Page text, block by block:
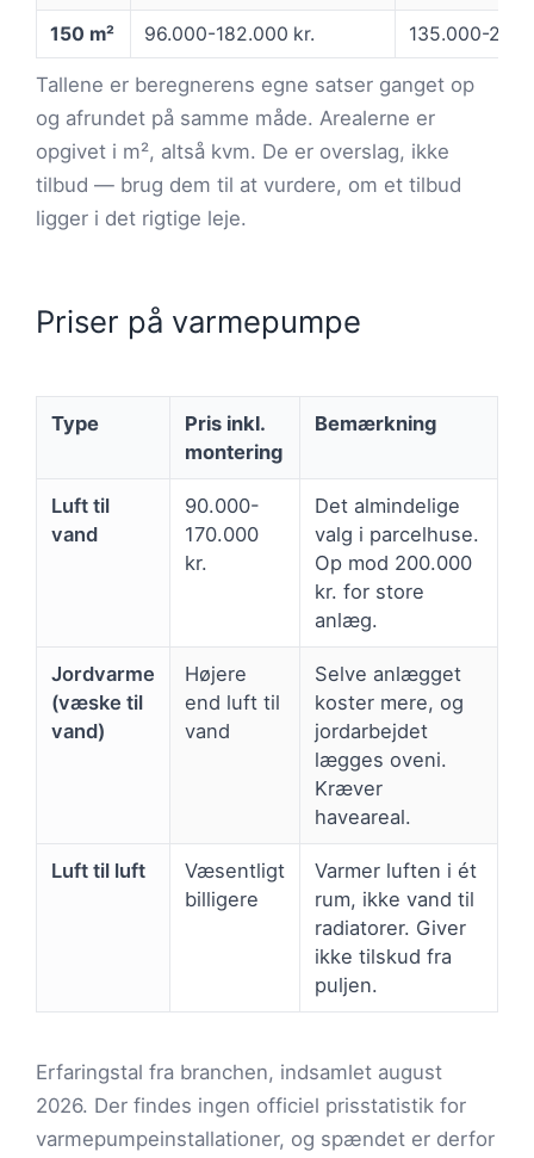
150 m² 96.000-182.000 kr. 135.000-
Tallene er beregnerens egne satser ganget op
og afrundet på samme måde. Arealerne er
opgivet i m², altså kvm. De er overslag, ikke
tilbud — brug dem til at vurdere, om et tilbud
ligger i det rigtige leje.
Priser på varmepumpe
Type
Pris inkl.
montering
Bemærkning
Luft til
vand
90.000-
170.000
kr.
Det almindelige
valg i parcelhuse.
Op mod 200.000
kr. for store
anlæg.
Jordvarme
(væske til
vand)
Højere
end luft til
vand
Selve anlægget
koster mere, og
jordarbejdet
lægges oveni.
Kræver
haveareal.
Luft til luft
Væsentligt
billigere
Varmer luften i ét
rum, ikke vand til
radiatorer. Giver
ikke tilskud fra
puljen.
Erfaringstal fra branchen, indsamlet august
2026. Der findes ingen officiel prisstatistik for
varmepumpeinstallationer, og spændet er derfor